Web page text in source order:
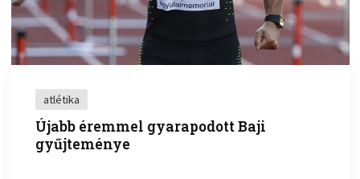
atlétika
Újabb éremmel gyarapodott Baji
gyűjteménye